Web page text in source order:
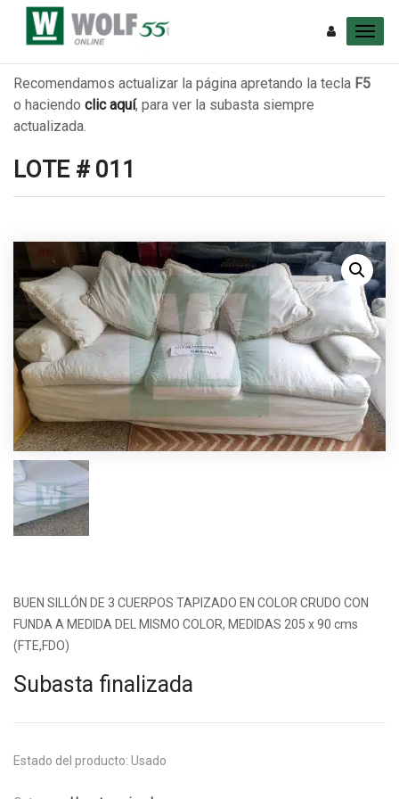
Recomendamos actualizar la página apretando la tecla F5
o haciendo clic aquí, para ver la subasta siempre
actualizada.
LOTE # 011
BUEN SILLÓN DE 3 CUERPOS TAPIZADO EN COLOR CRUDO CON
FUNDA A MEDIDA DEL MISMO COLOR, MEDIDAS 205 x 90 cms
(FTE,FDO)
Subasta finalizada
Estado del producto: Usado